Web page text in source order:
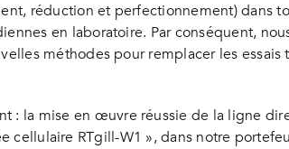
réduction et perfectionnement) dans
en laboratoire. Par conséquent,
méthodes pour remplacer les essais
: la mise en œuvre réussie de la ligne
cellulaire RTgill-W1 », dans notre